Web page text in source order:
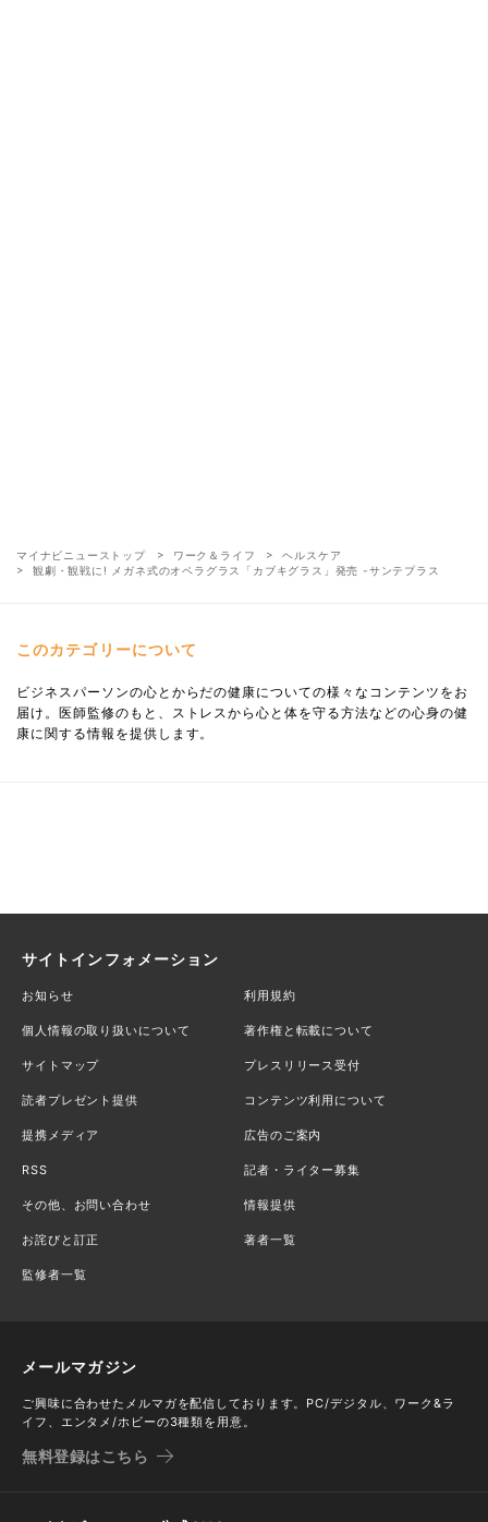
マイナビニューストップ ワーク＆ライフ
ヘルスケア
観劇・観戦に! メガネ式のオペラグラス「カブキグラス」発売 -サンテプラス
このカテゴリーについて
ビジネスパーソンの心とからだの健康についての様々なコンテンツをお
届け。医師監修のもと、ストレスから心と体を守る方法などの心身の健
康に関する情報を提供します。
サイトインフォメーション
お知らせ 利用規約
個人情報の取り扱いについて 著作権と転載について
サイトマップ プレスリリース受付
読者プレゼント提供 コンテンツ利用について
提携メディア 広告のご案内
RSS 記者・ライター募集
その他、お問い合わせ 情報提供
お詫びと訂正 著者一覧
監修者一覧
メールマガジン
ご興味に合わせたメルマガを配信しております。PC/デジタル、ワーク&ラ
イフ、エンタメ/ホビーの3種類を用意。
無料登録はこちら